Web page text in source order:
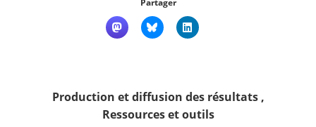
Qui sommes nous ?
Partager
Production et diffusion des résultats,
Ressources et outils